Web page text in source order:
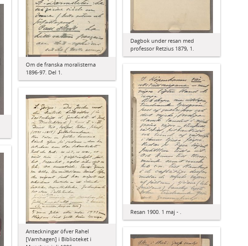
Dagbok under resan med
professor Retzius 1879, 1.
Om de franska moralisterna
1896-97. Del 1.
Resan 1900. 1 maj - .
Anteckningar öfver Rahel
[Varnhagen] i Biblioteket i